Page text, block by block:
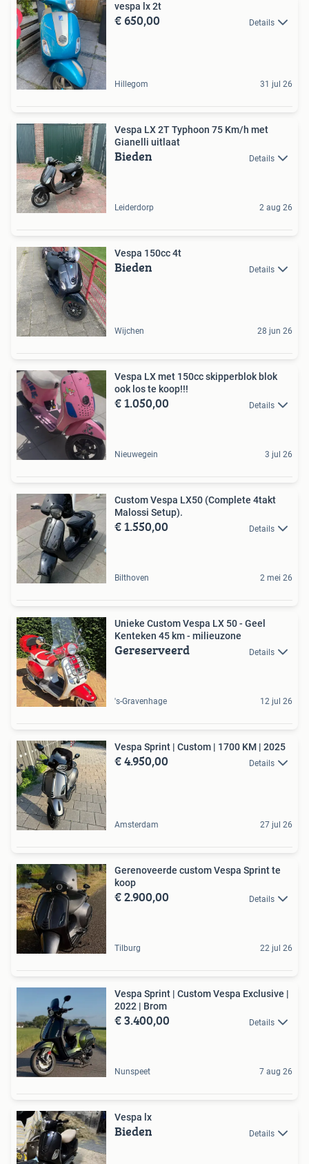
vespa lx 2t
€ 650,00 Details
Hillegom 31 jul 26
Vespa LX 2T Typhoon 75 Km/h met
Gianelli uitlaat
Bieden Details
Leiderdorp 2 aug 26
Vespa 150cc 4t
Bieden Details
Wijchen 28 jun 26
Vespa LX met 150cc skipperblok blok
ook los te koop!!!
€ 1.050,00 Details
Nieuwegein 3 jul 26
Custom Vespa LX50 (Complete 4takt
Malossi Setup).
€ 1.550,00 Details
Bilthoven 2 mei 26
Unieke Custom Vespa LX 50 - Geel
Kenteken 45 km - milieuzone
Gereserveerd Details
's-Gravenhage 12 jul 26
Vespa Sprint | Custom | 1700 KM | 2025
€ 4.950,00 Details
Amsterdam 27 jul 26
Gerenoveerde custom Vespa Sprint te
koop
€ 2.900,00 Details
Tilburg 22 jul 26
Vespa Sprint | Custom Vespa Exclusive |
2022 | Brom
€ 3.400,00 Details
Nunspeet 7 aug 26
Vespa lx
Bieden Details